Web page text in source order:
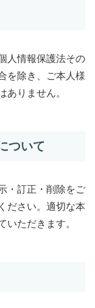
人情報保護法その
を除き、ご本人様
ありません。
ついて
・訂正・削除をご
ださい。適切な本
いただきます。